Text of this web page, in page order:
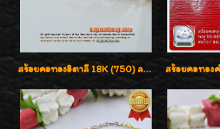
สร้อยคอทองอิตาลี 18K (750) ลายยินตันแกะมูนคัดสวย ลายนี้เงามากๆค่ะ ใส่ทนแข็งแรง